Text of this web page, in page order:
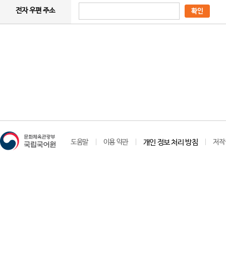
전자 우편 주소 확인
도움말 이용 약관 개인 정보 처리 방침 저